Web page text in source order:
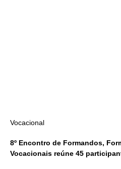
Vocacional
8º Encontro de Formandos,
Vocacionais reúne 45